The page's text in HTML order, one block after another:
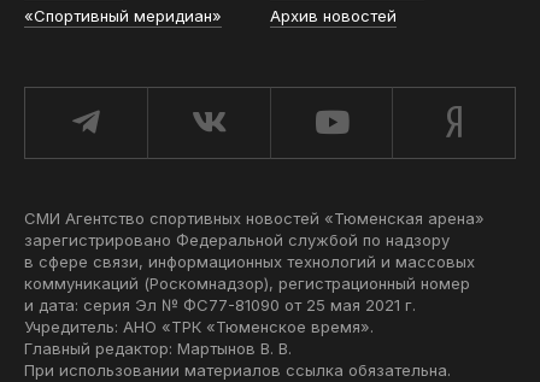
«Спортивный меридиан»
Архив новостей
СМИ Агентство спортивных новостей «Тюменская арена»
зарегистрировано Федеральной службой по надзору
в сфере связи, информационных технологий и массовых
коммуникаций (Роскомнадзор), регистрационный номер
и дата: серия Эл № ФС77-81090 от 25 мая 2021 г.
Учредитель: АНО «ТРК «Тюменское время».
Главный редактор: Мартынов В. В.
При использовании материалов ссылка обязательна.